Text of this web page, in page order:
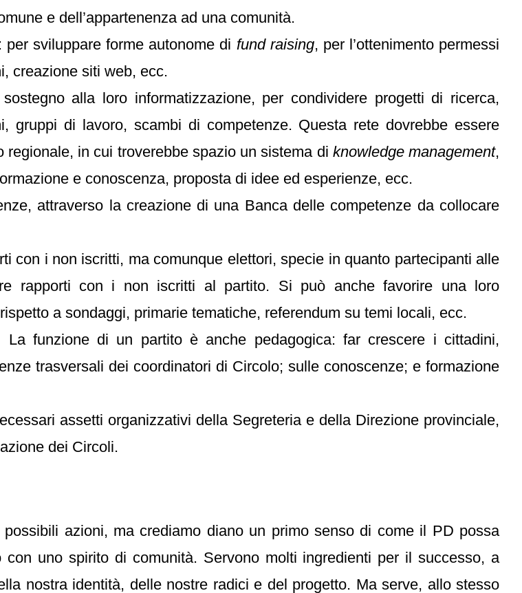
e dell’appartenenza ad una comunità.
sviluppare forme autonome di fund raising, per l’ottenimento permessi
creazione siti web, ecc.
alla loro informatizzazione, per condividere progetti di ricerca,
gruppi di lavoro, scambi di competenze. Questa rete dovrebbe essere
in cui troverebbe spazio un sistema di knowledge management,
e conoscenza, proposta di idee ed esperienze, ecc.
attraverso la creazione di una Banca delle competenze da collocare
con i non iscritti, ma comunque elettori, specie in quanto partecipanti alle
rapporti con i non iscritti al partito. Si può anche favorire una loro
rispetto a sondaggi, primarie tematiche, referendum su temi locali, ecc.
funzione di un partito è anche pedagogica: far crescere i cittadini,
trasversali dei coordinatori di Circolo; sulle conoscenze; e formazione
assetti organizzativi della Segreteria e della Direzione provinciale,
dei Circoli.
azioni, ma crediamo diano un primo senso di come il PD possa
uno spirito di comunità. Servono molti ingredienti per il successo, a
nostra identità, delle nostre radici e del progetto. Ma serve, allo stesso